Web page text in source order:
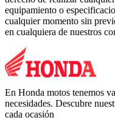
equipamiento o
cualquier momento sin
en cualquiera de nuestros
En Honda motos tenemos
necesidades. Descubre
cada ocasión